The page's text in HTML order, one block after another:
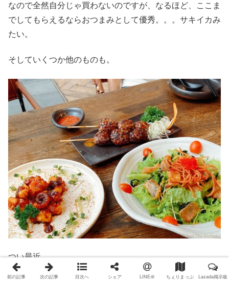
なので全然自分じゃ買わないのですが、なるほど、ここま
でしてもらえるならおつまみとして優秀。。。サキイカみ
たい。
そしていくつか他のものも。
つい最近、
前の記事 次の記事 目次へ シェア LINE＠ ちぇりまっぷ Lazada掲示板